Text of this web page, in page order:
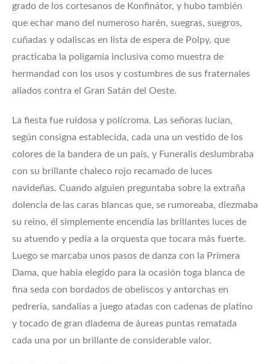
grado de los cortesanos de Konfinátor, y hubo también
que echar mano del numeroso harén, suegras, suegros,
cuñadas y odaliscas en lista de espera de Polpy, que
practicaba la poligamia inclusiva como muestra de
hermandad con los usos y costumbres de sus fraternales
aliados contra el Gran Satán del Oeste.
La fiesta fue ruidosa y polícroma. Las señoras lucían,
según consigna establecida, cada una un vestido de los
colores de la bandera de un país, y Funeralis deslumbraba
con su brillante chaleco rojo recamado de luces
navideñas. Cuando alguien preguntaba sobre la extraña
dolencia de las caras blancas que, se rumoreaba, diezmaba
su reino, él simplemente encendía las brillantes luces de
su atuendo y pedía a la orquesta que tocara más fuerte.
Luego se marcaba unos pasos de danza con la Primera
Dama, que había elegido para la ocasión toga blanca de
fina seda con bordados de obeliscos y antorchas en
pedrería, sandalias a juego atadas con cadenas de platino
y tocado de gran diadema de áureas puntas rematada
cada una por un brillante de considerable valor.